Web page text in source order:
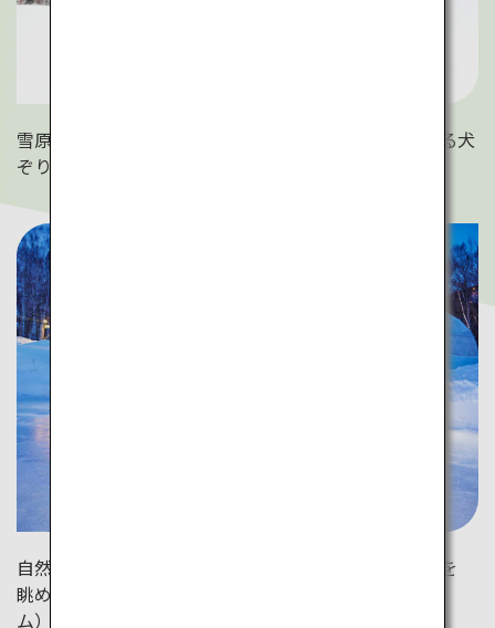
雪原を駆け抜け、最後にワンちゃんと記念撮影ができる犬
ぞり体験。（ルスツリゾート）
自然の寒さが作り上げたアイスリンクで幻想的な景色を
眺めながらのアイススケート。（星野リゾート トマ
ム）